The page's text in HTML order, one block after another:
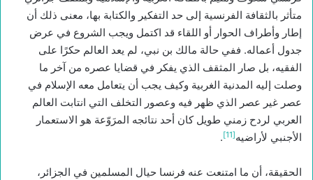
متأثر بالثقافة الفرنسية إلى حد التفكير والكتابة بها، معنى ذلك أن
إطار وأطراف الحوار أو اللقاء قد اكتمل ويجب الشروع في عرض
جدول أعماله. ففي حالة مالك بن نبي، لم يعد العالم حكرًا على
الفقيه، بل صار المثقف الذي يفكر في قضايا عصره من آخر ما
وصلت إليه المدنية الغربية وكيف يجب أن يتعامل معه الإسلام في
عصر غير عصر الذي ظهر فيه وعصور التخلف التي انتابت العالم
العربي لردح زمني طويل كان أحد نتائجه المرَوّعة هو الاستعمار
الأجنبي لأراضيه[11]
.
الحقيقة، أن ما امتنعت عنه فرنسا حيال المسلمين في الجزائر،